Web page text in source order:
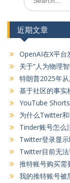
for:
近期文章
OpenAI在X平台
关于“人为物理
特朗普2025年
基于社区的事实
YouTube
为什么Twitter
Tinder账号怎么
Twitter登录显
Twitter目前无
推特账号购买需
我的推特账号被